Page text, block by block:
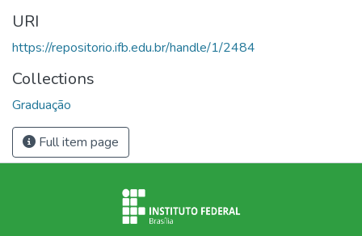
URI
https://repositorio.ifb.edu.br/handle/1/2484
Collections
Graduação
Full item page